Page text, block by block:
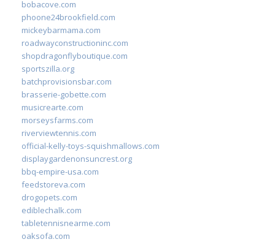
bobacove.com
phoone24brookfield.com
mickeybarmama.com
roadwayconstructioninc.com
shopdragonflyboutique.com
sportszilla.org
batchprovisionsbar.com
brasserie-gobette.com
musicrearte.com
morseysfarms.com
riverviewtennis.com
official-kelly-toys-squishmallows.com
displaygardenonsuncrest.org
bbq-empire-usa.com
feedstoreva.com
drogopets.com
ediblechalk.com
tabletennisnearme.com
oaksofa.com